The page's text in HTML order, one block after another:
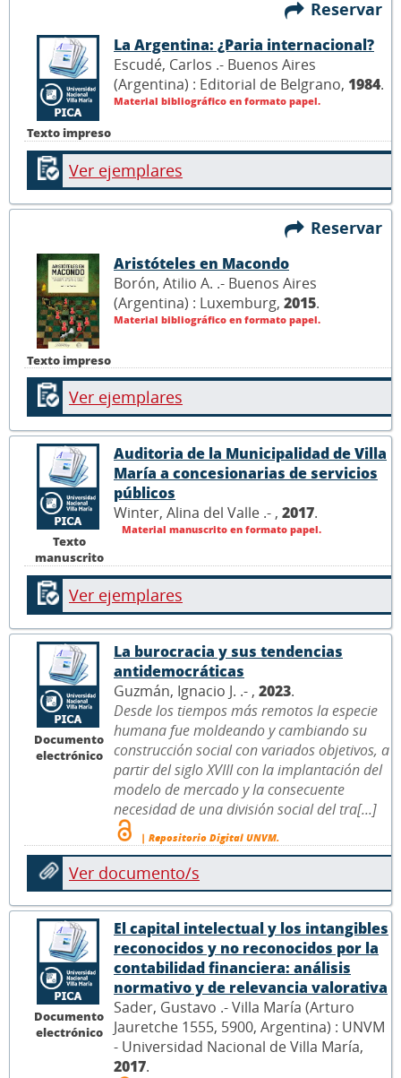
Reservar
Texto impreso
La Argentina: ¿Paria internacional?
Escudé, Carlos .- Buenos Aires
(Argentina) : Editorial de Belgrano, 1984.
Material bibliográfico en formato papel.
Ver ejemplares
Reservar
Texto impreso
Aristóteles en Macondo
Borón, Atilio A. .- Buenos Aires
(Argentina) : Luxemburg, 2015.
Material bibliográfico en formato papel.
Ver ejemplares
Texto
manuscrito
Auditoria de la Municipalidad de Villa
María a concesionarias de servicios
públicos
Winter, Alina del Valle .- , 2017.
Material manuscrito en formato papel.
Ver ejemplares
Documento
electrónico
La burocracia y sus tendencias
antidemocráticas
Guzmán, Ignacio J. .- , 2023.
Desde los tiempos más remotos la especie
humana fue moldeando y cambiando su
construcción social con variados objetivos, a
partir del siglo XVIII con la implantación del
modelo de mercado y la consecuente
necesidad de una división social del tra[...]
| Repositorio Digital UNVM.
Ver documento/s
Documento
electrónico
El capital intelectual y los intangibles
reconocidos y no reconocidos por la
contabilidad financiera: análisis
normativo y de relevancia valorativa
Sader, Gustavo .- Villa María (Arturo
Jauretche 1555, 5900, Argentina) : UNVM
- Universidad Nacional de Villa María,
2017.